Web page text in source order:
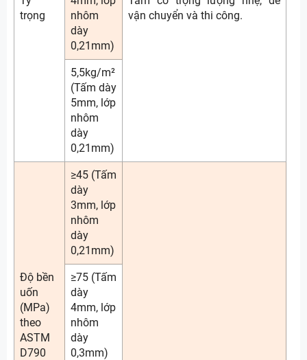
trọng
vận chuyển và thi công.
nhôm
dày
0,21mm)
5,5kg/m²
(Tấm dày
5mm, lớp
nhôm
dày
0,21mm)
Độ bền
uốn
(MPa)
theo
ASTM
D790
≥45 (Tấm
dày
3mm, lớp
nhôm
dày
0,21mm)
≥75 (Tấm
dày
4mm, lớp
nhôm
dày
0,3mm)